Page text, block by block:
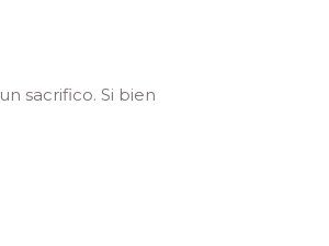
sacrifico. Si bien